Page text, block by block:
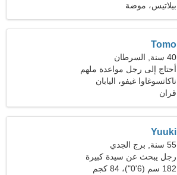
بيلاتيس، موضة
Tomo
40 سنة, السرطان
أحتاج إلى رجل مواعدة ملهم
ناكاتسوغاوا غيفو، اليابان
قران
Yuuki
55 سنة, برج الجدي
رجل يبحث عن سيدة كبيرة
48-52
182 سم (6'0")، 84 كجم